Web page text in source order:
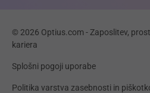
© 2026 Optius.com - Zaposlitev,
kariera
Splošni pogoji uporabe
Politika varstva zasebnosti in